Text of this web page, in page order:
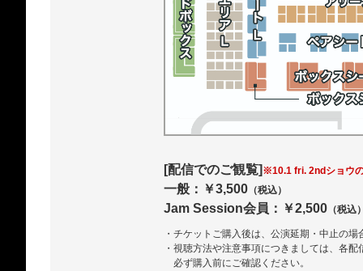
[配信でのご観覧] ※10.1 fri. 2ndショウ
一般：￥3,500 （税込）
Jam Session会員：￥2,500 （税込
・チケットご購入後は、公演延期・中止の
・視聴方法や注意事項につきましては、各
必ず購入前にご確認ください。